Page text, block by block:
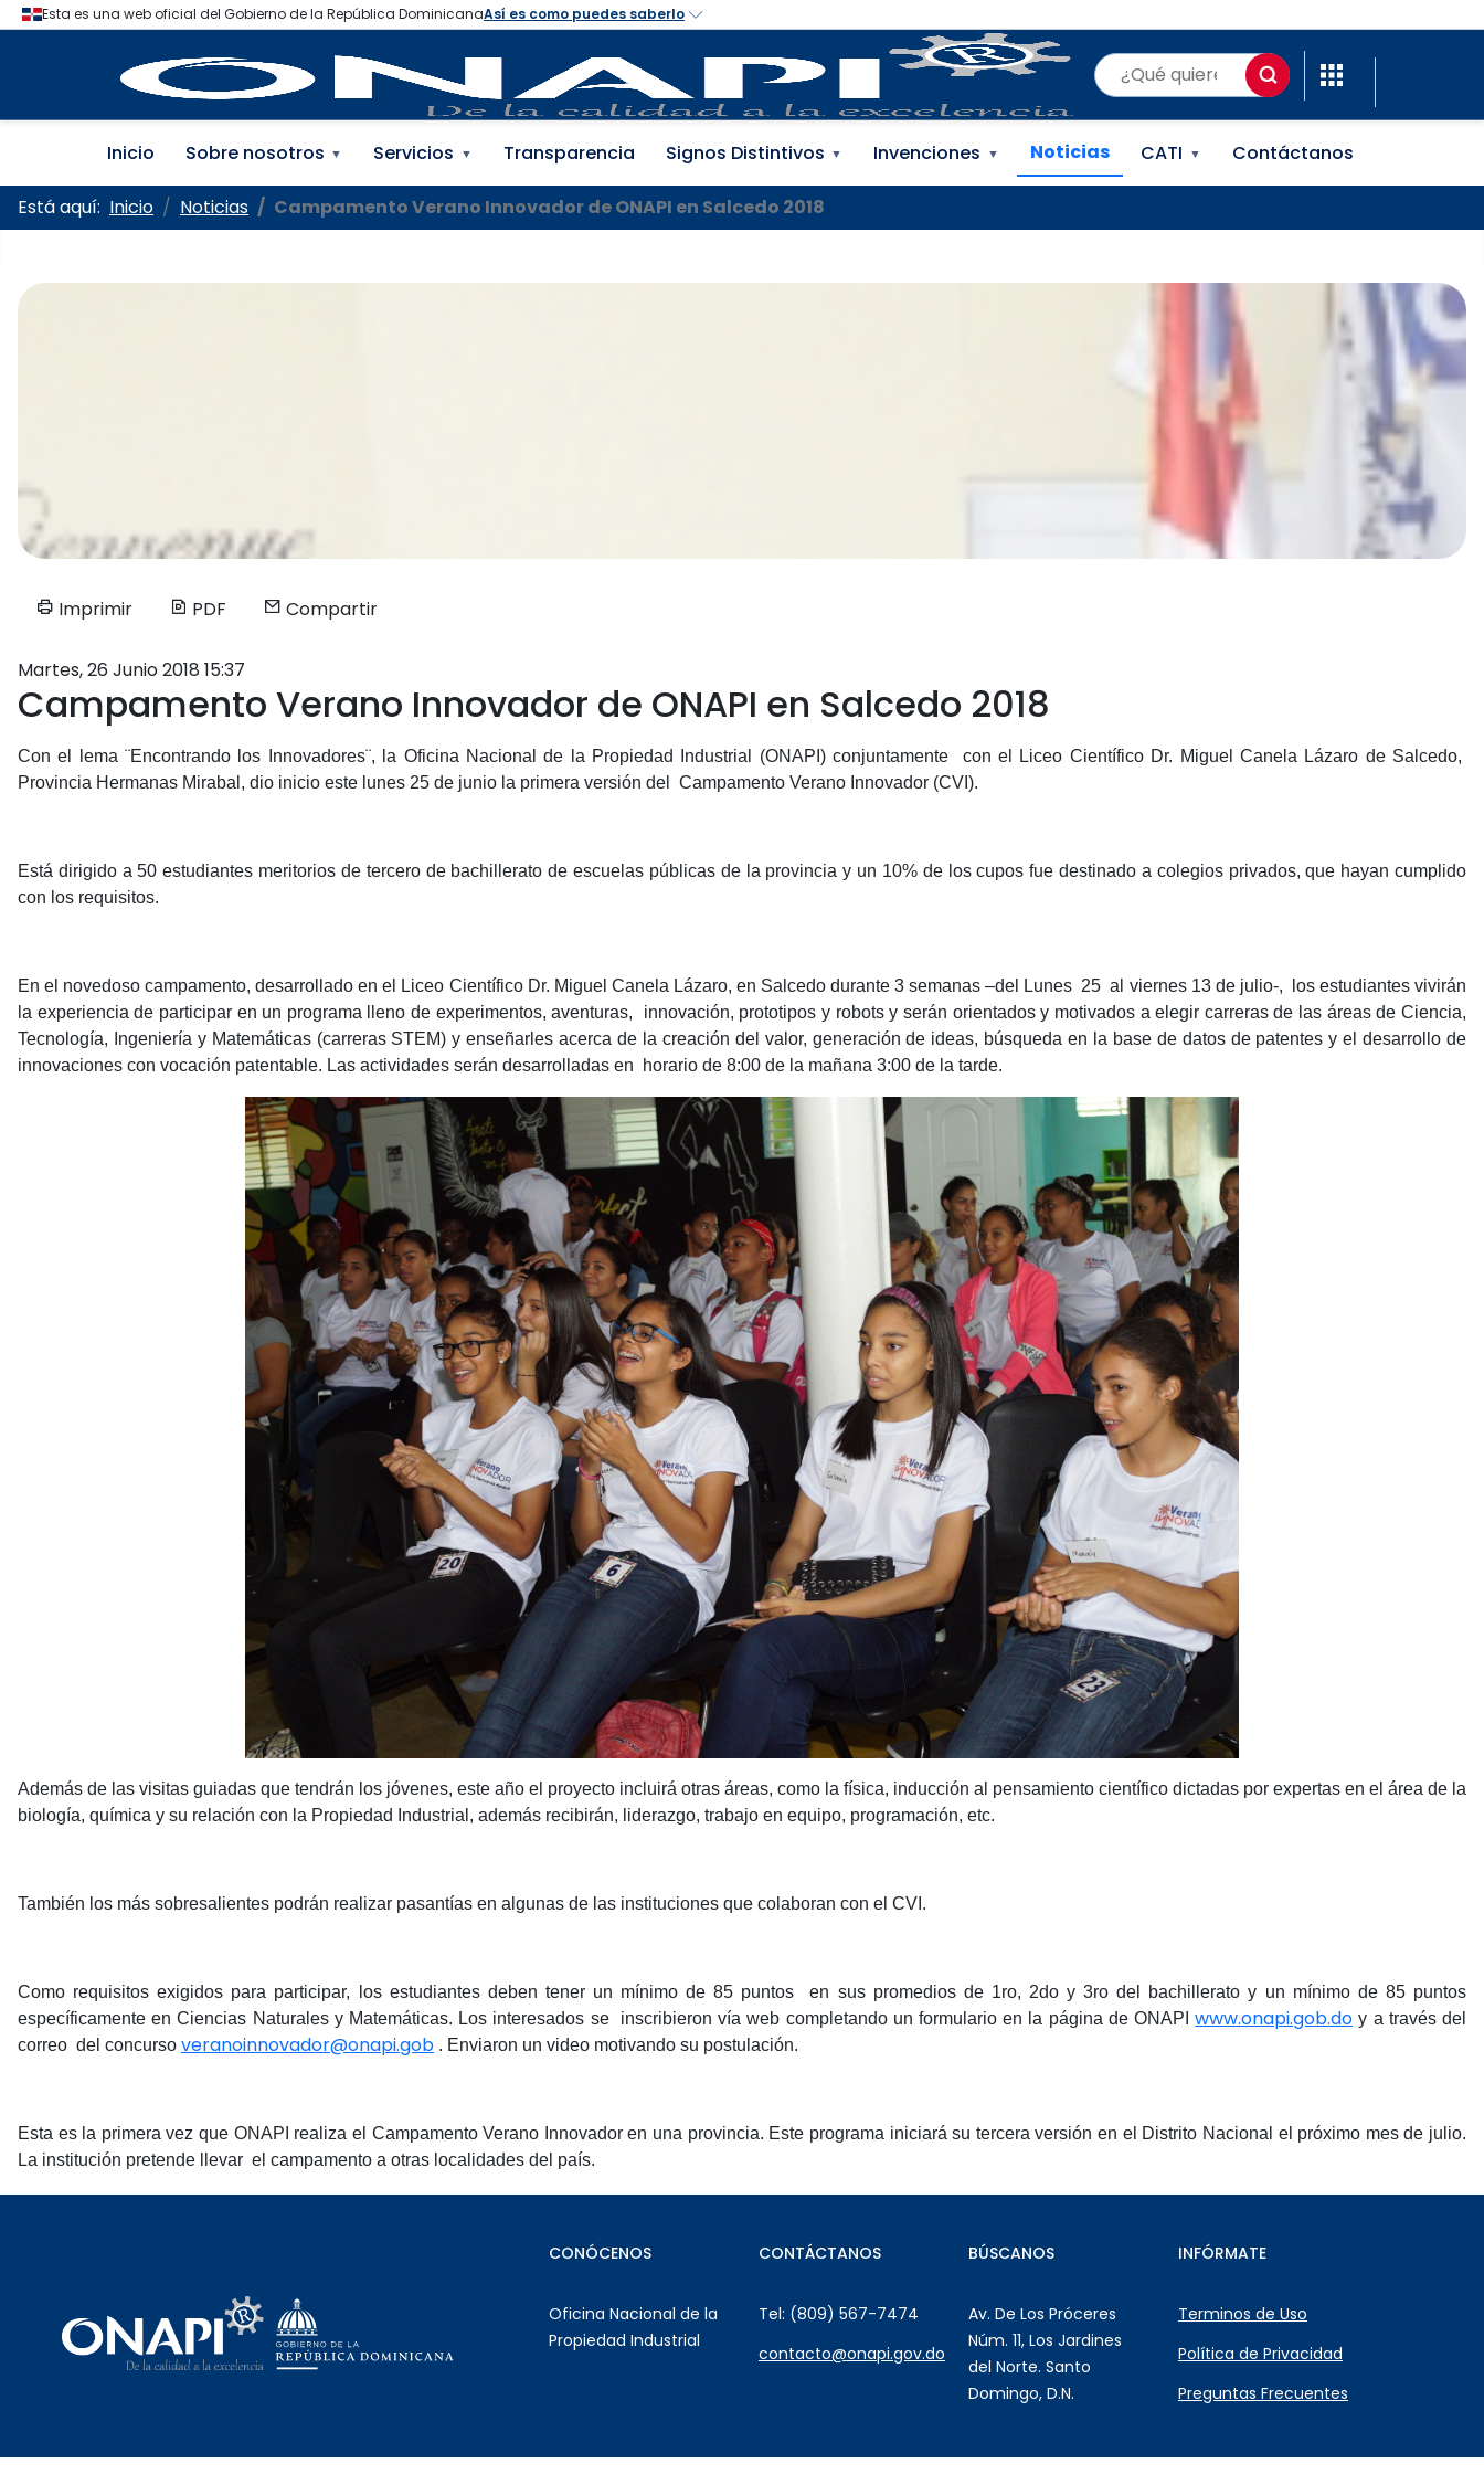
Oficina Nacional de la Propiedad Industrial (ONAPI)
Inicio Sobre nosotros ▼ Servicios ▼ Transparencia Signos Distintivos ▼ Invenciones ▼ Noticias CATI ▼ Contáctanos
Está aquí: Inicio Noticias Campamento Verano Innovador de ONAPI en Salcedo 2018
Imprimir PDF Compartir
Martes, 26 Junio 2018 15:37
Campamento Verano Innovador de ONAPI en Salcedo 2018
Con el lema ¨Encontrando los Innovadores¨, la Oficina Nacional de la Propiedad Industrial (ONAPI) conjuntamente con el Liceo Científico Dr. Miguel Canela Lázaro de Salcedo,
Provincia Hermanas Mirabal, dio inicio este lunes 25 de junio la primera versión del Campamento Verano Innovador (CVI).
Está dirigido a 50 estudiantes meritorios de tercero de bachillerato de escuelas públicas de la provincia y un 10% de los cupos fue destinado a colegios privados, que hayan cumplido
con los requisitos.
En el novedoso campamento, desarrollado en el Liceo Científico Dr. Miguel Canela Lázaro, en Salcedo durante 3 semanas –del Lunes 25 al viernes 13 de julio-, los estudiantes vivirán
la experiencia de participar en un programa lleno de experimentos, aventuras, innovación, prototipos y robots y serán orientados y motivados a elegir carreras de las áreas de Ciencia,
Tecnología, Ingeniería y Matemáticas (carreras STEM) y enseñarles acerca de la creación del valor, generación de ideas, búsqueda en la base de datos de patentes y el desarrollo de
innovaciones con vocación patentable. Las actividades serán desarrolladas en horario de 8:00 de la mañana 3:00 de la tarde.
Además de las visitas guiadas que tendrán los jóvenes, este año el proyecto incluirá otras áreas, como la física, inducción al pensamiento científico dictadas por expertas en el área de la
biología, química y su relación con la Propiedad Industrial, además recibirán, liderazgo, trabajo en equipo, programación, etc.
También los más sobresalientes podrán realizar pasantías en algunas de las instituciones que colaboran con el CVI.
Como requisitos exigidos para participar, los estudiantes deben tener un mínimo de 85 puntos en sus promedios de 1ro, 2do y 3ro del bachillerato y un mínimo de 85 puntos
específicamente en Ciencias Naturales y Matemáticas. Los interesados se inscribieron vía web completando un formulario en la página de ONAPIwww.onapi.gob.do y a través del
correo del concurso veranoinnovador@onapi.gob . Enviaron un video motivando su postulación.
Esta es la primera vez que ONAPI realiza el Campamento Verano Innovador en una provincia. Este programa iniciará su tercera versión en el Distrito Nacional el próximo mes de julio.
La institución pretende llevar el campamento a otras localidades del país.
CONÓCENOS
Oficina Nacional de la
Propiedad Industrial
CONTÁCTANOS
Tel: (809) 567-7474
contacto@onapi.gov.do
BÚSCANOS
Av. De Los Próceres
Núm. 11, Los Jardines
del Norte. Santo
Domingo, D.N.
INFÓRMATE
Terminos de Uso
Política de Privacidad
Preguntas Frecuentes